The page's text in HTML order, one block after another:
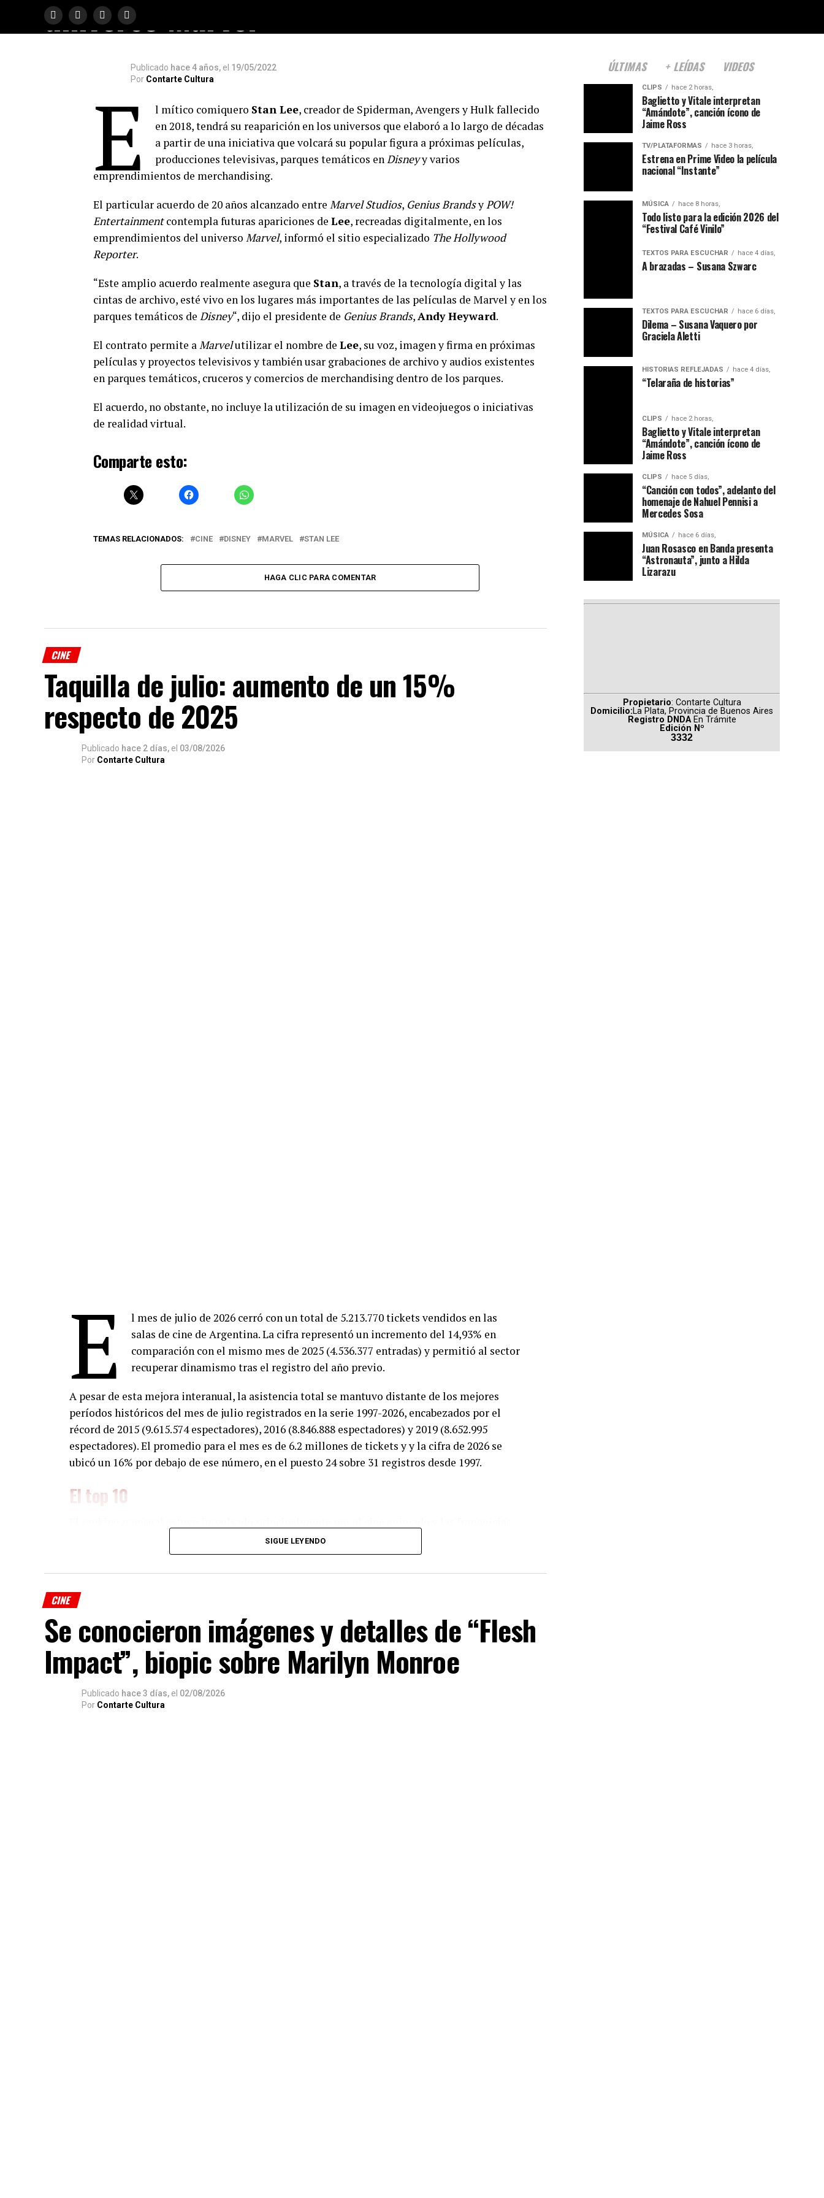
universo Marvel
Publicado hace 4 años, el 19/05/2022
Por Contarte Cultura
E l mítico comiquero Stan Lee, creador de Spiderman, Avengers y Hulk fallecido
en 2018, tendrá su reaparición en los universos que elaboró a lo largo de décadas
a partir de una iniciativa que volcará su popular figura a próximas películas,
producciones televisivas, parques temáticos enDisneyy varios
emprendimientos de merchandising.
El particular acuerdo de 20 años alcanzado entre Marvel Studios, Genius BrandsyPOW!
Entertainmentcontempla futuras apariciones de Lee, recreadas digitalmente, en los
emprendimientos del universo Marvel, informó el sitio especializado The Hollywood
Reporter.
“Este amplio acuerdo realmente asegura que Stan, a través de la tecnología digital y las
cintas de archivo, esté vivo en los lugares más importantes de las películas de Marvel y en los
parques temáticos de Disney“, dijo el presidente de Genius Brands,Andy Heyward.
El contrato permite aMarvelutilizar el nombre de Lee, su voz, imagen y firma en próximas
películas y proyectos televisivos y también usar grabaciones de archivo y audios existentes
en parques temáticos, cruceros y comercios de merchandising dentro de los parques.
El acuerdo, no obstante, no incluye la utilización de su imagen en videojuegos o iniciativas
de realidad virtual.
Comparte esto:
TEMAS RELACIONADOS: CINE DISNEY MARVEL STAN LEE
HAGA CLIC PARA COMENTAR
CINE
Taquilla de julio: aumento de un 15%
respecto de 2025
Publicado hace 2 días, el 03/08/2026
Por Contarte Cultura
E
l mes de julio de 2026 cerró con un total de 5.213.770 tickets vendidos en las
salas de cine de Argentina. La cifra representó un incremento del 14,93% en
comparación con el mismo mes de 2025 (4.536.377 entradas) y permitió al sector
recuperar dinamismo tras el registro del año previo.
A pesar de esta mejora interanual, la asistencia total se mantuvo distante de los mejores
períodos históricos del mes de julio registrados en la serie 1997-2026, encabezados por el
récord de 2015 (9.615.574 espectadores), 2016 (8.846.888 espectadores) y 2019 (8.652.995
espectadores). El promedio para el mes es de 6.2 millones de tickets y y la cifra de 2026 se
ubicó un 16% por debajo de ese número, en el puesto 24 sobre 31 registros desde 1997.
El top 10
familiares como “Toy Story”, “Minions”, “Spider-Man” y “Moana”.
top 5 (“Obsesión”, “Evil Dead: En llamas”, “Scary Movie: Terroríficamente incorrecta” y
SIGUE LEYENDO
CINE
Se conocieron imágenes y detalles de “Flesh
Impact”, biopic sobre Marilyn Monroe
Publicado hace 3 días, el 02/08/2026
Por Contarte Cultura
ÚLTIMAS + LEÍDAS VIDEOS
CLIPS hace 2 horas,
Baglietto y Vitale interpretan
“Amándote”, canción ícono de
Jaime Ross
TV/PLATAFORMAS hace 3 horas,
Estrena en Prime Video la película
nacional “Instante”
MÚSICA hace 8 horas,
Todo listo para la edición 2026 del
“Festival Café Vinilo”
TEXTOS PARA ESCUCHAR hace 4 días,
A brazadas – Susana Szwarc
TEXTOS PARA ESCUCHAR hace 6 días,
Dilema – Susana Vaquero por
Graciela Aletti
HISTORIAS REFLEJADAS hace 4 días,
“Telaraña de historias”
CLIPS hace 2 horas,
Baglietto y Vitale interpretan
“Amándote”, canción ícono de
Jaime Ross
CLIPS hace 5 días,
“Canción con todos”, adelanto del
homenaje de Nahuel Pennisi a
Mercedes Sosa
MÚSICA hace 6 días,
Juan Rosasco en Banda presenta
“Astronauta”, junto a Hilda
Lizarazu
Propietario: Contarte Cultura
Domicilio:La Plata, Provincia de Buenos Aires
Registro DNDA En Trámite
Edición Nº
3332